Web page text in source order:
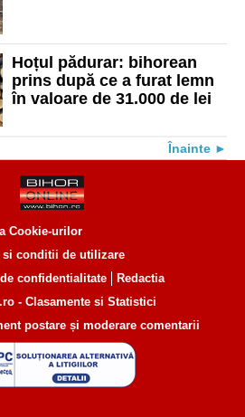
Hoțul pădurar: bihorean
prins după ce a furat lemn
în valoare de 31.000 de lei
Înainte
Cookie-urilor
si conditii de utilizare
confidentialitate
Redactia
postare și moderare comentarii